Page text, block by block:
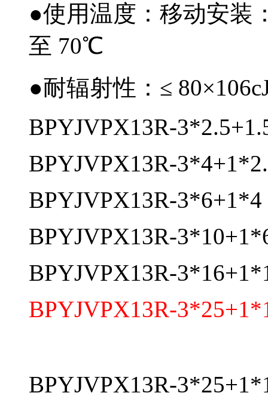
●使用温度：移动安装
至 70℃
●耐辐射性：≤
BPYJVPX13R-
BPYJVPX13R-
BPYJVPX13R-
BPYJVPX13R-
BPYJVPX13R-
BPYJVPX13R-
BPYJVPX13R-